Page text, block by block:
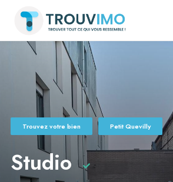
Trouvez votre bien Petit Quevilly
Studio